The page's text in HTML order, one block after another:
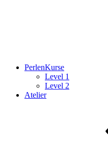
PerlenKurse
Level 1
Level 2
Atelier